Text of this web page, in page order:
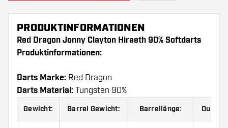
PRODUKTINFORMATIONEN
Red Dragon Jonny Clayton Hiraeth 90% Softdarts
Produktinformationen:
Darts Marke: Red Dragon
Darts Material: Tungsten 90%
Gewicht: Barrel Gewicht: Barrellänge: